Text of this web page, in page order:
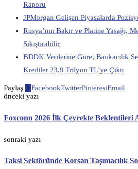
Raporu
JPMorgan Gelişen Piyasalarda
Rusya’nın Bakır ve Platine Yasağı,
Sıkıştırabilir
BDDK Verilerine Göre, Bankacılık
Krediler 23,9 Trilyon TL’ye Çıktı
Paylaş 0 FacebookTwitterPinterestEmail
önceki yazı
Foxconn 2026 İlk Çeyrekte Beklentileri
sonraki yazı
Taksi Sektöründe Korsan Taşımacılık